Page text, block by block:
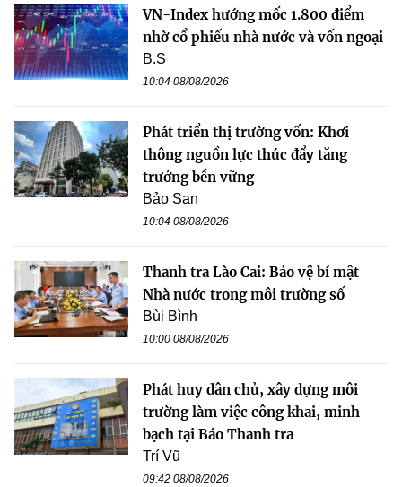
VN-Index hướng mốc 1.800 điểm
nhờ cổ phiếu nhà nước và vốn ngoại
B.S
10:04 08/08/2026
Phát triển thị trường vốn: Khơi
thông nguồn lực thúc đẩy tăng
trưởng bền vững
Bảo San
10:04 08/08/2026
Thanh tra Lào Cai: Bảo vệ bí mật
Nhà nước trong môi trường số
Bùi Bình
10:00 08/08/2026
Phát huy dân chủ, xây dựng môi
trường làm việc công khai, minh
bạch tại Báo Thanh tra
Trí Vũ
09:42 08/08/2026